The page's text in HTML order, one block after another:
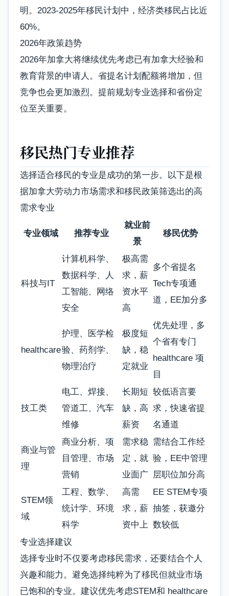
明。2023-2025年移民计划中，经济类移民占比近
60%。
2026年政策趋势
2026年加拿大将继续优先考虑已有加拿大经验和
教育背景的申请人。省提名计划配额将增加，但
竞争也会更加激烈。提前规划专业选择和省份定
位至关重要。
移民热门专业推荐
选择适合移民的专业是成功的第一步。以下是根
据加拿大劳动力市场需求和移民政策筛选出的高
需求专业
专业领域 推荐专业
就业前
景
移民优势
科技与IT
计算机科学、
数据科学、人
工智能、网络
安全
极高需
求，薪
资水平
高
多个省提名
Tech专项通
道，EE加分多
healthcare
护理、医学检
验、药剂学、
物理治疗
极度短
缺，稳
定就业
优先处理，多
个省有专门
healthcare 项
目
技工类
电工、焊接、
管道工、汽车
维修
长期短
缺，高
薪资
较低语言要
求，快速省提
名通道
商业与管
理
商业分析、项
目管理、市场
营销
需求稳
定，就
业面广
需结合工作经
验，EE中管理
层职位加分高
STEM领
域
工程、数学、
统计学、环境
科学
高需
求，薪
资中上
EE STEM专项
抽签，获邀分
数较低
专业选择建议
选择专业时不仅要考虑移民需求，还要结合个人
兴趣和能力。避免选择纯粹为了移民但就业市场
已饱和的专业。建议优先考虑STEM和 healthcare